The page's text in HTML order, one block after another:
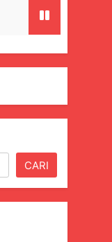
CARI